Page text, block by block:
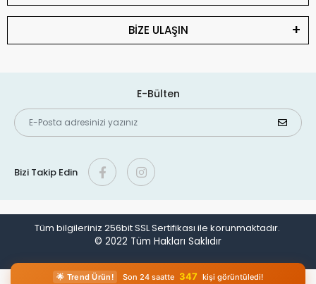
BİZE ULAŞIN
E-Bülten
Bizi Takip Edin
Tüm bilgileriniz 256bit SSL Sertifikası ile korunmaktadır.
© 2022 Tüm Hakları Saklıdır
🌟 Trend Ürün! Son 24 saatte 347 kişi görüntüledi!